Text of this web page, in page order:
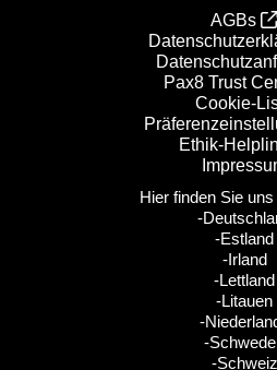
AGBs
Pax8 Trust
Cookie-
Hier finden Sie
-
-Estland
-Irland
-Lettland
-Litauen
-
-
-Schweiz